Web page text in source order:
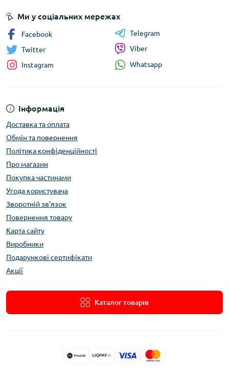
Інформація
Доставка та оплата
Обмін та повернення
Політика конфіденційності
Про магазин
Покупка частинами
Угода користувача
Зворотній зв’язок
Повернення товару
Карта сайту
Виробники
Подарункові сертифікати
Акції
Каталог товарів
Ми у соціальних мережах
Facebook
Twitter
Instagram
Telegram
Viber
Whatsapp